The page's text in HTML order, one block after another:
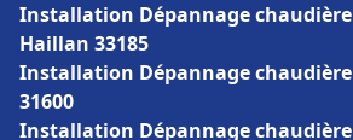
Installation Dépannage
Haillan 33185
Installation Dépannage
31600
Installation Dépannage